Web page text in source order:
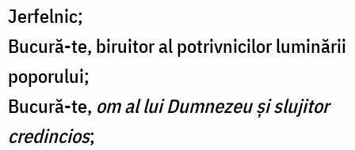
Jerfelnic;
Bucură-te, biruitor al potrivnicilor luminării
poporului;
Bucură-te, om al lui Dumnezeu și slujitor
credincios;